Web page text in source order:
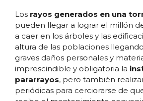
Los rayos generados en una
pueden llegar a lograr el millón
a caer en los árboles y las
altura de las poblaciones
graves daños personales y
imprescindible y obligatoria la
pararrayos, pero también
periódicas para cerciorarse de